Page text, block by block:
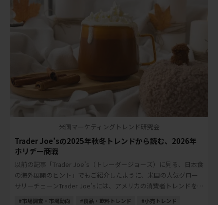
米国マーケティングトレンド研究会
Trader Joe’sの2025年秋冬トレンドから読む、2026年
ホリデー商戦
以前の記事「Trader Joe’s（トレーダージョーズ）に見る、日本食
の海外展開のヒント」でもご紹介したように、米国の人気グロー
サリーチェーンTrader Joe’sには、アメリカの消費者トレンドを読
み解くヒントが多く […]
市場調査・市場動向 食品・飲料トレンド
小売トレンド